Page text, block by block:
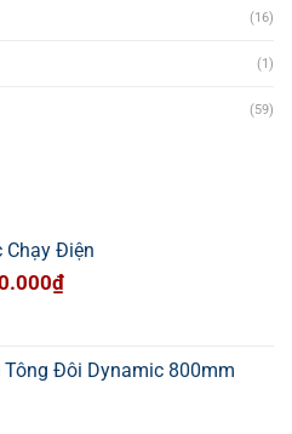
(16)
(1)
(59)
Điện
₫Giá
là:
2.700.000₫.
Tông Đôi Dynamic 800mm